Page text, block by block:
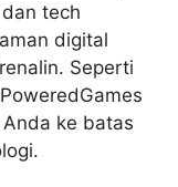
tech
digital
Seperti
ke batas